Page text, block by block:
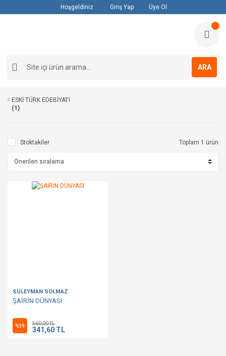
Hoşgeldiniz Giriş Yap Üye Ol
ARA
ESKİ TÜRK EDEBİYATI
(1)
Stoktakiler Toplam 1 ürün
SÜLEYMAN SOLMAZ
ŞAİRİN DÜNYASI
%39 560,00 TL
341,60 TL